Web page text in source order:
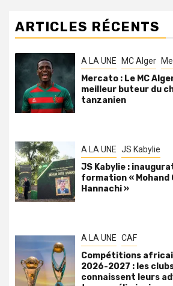
ARTICLES RÉCENTS
A LA UNE MC Alger
Mercato : Le MC
meilleur buteur du
tanzanien
A LA UNE JS Kabylie
JS Kabylie :
formation « Mohand
Hannachi »
A LA UNE CAF
Compétitions
2026-2027 : les
connaissent leurs